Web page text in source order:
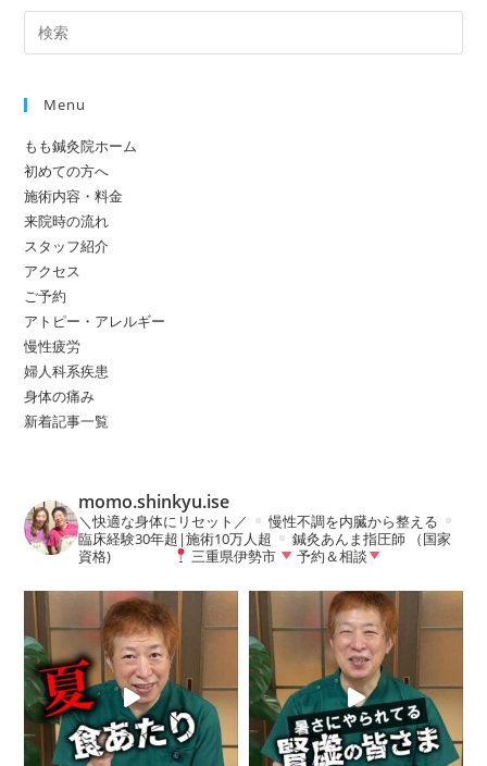
Menu
もも鍼灸院ホーム
初めての方へ
施術内容・料金
来院時の流れ
スタッフ紹介
アクセス
ご予約
アトピー・アレルギー
慢性疲労
婦人科系疾患
身体の痛み
新着記事一覧
momo.shinkyu.ise
＼快適な身体にリセット／
慢性不調を内臓から整える
臨床経験30年超|施術10万人超
鍼灸あんま指圧師 （国家
資格)
三重県伊勢市 予約＆相談